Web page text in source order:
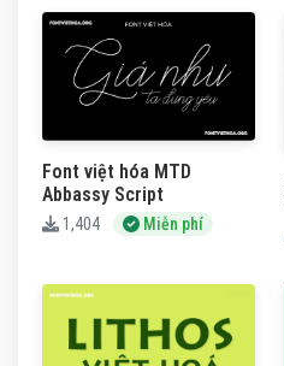
Font việt hóa MTD
Abbassy Script
1,404 Miễn phí